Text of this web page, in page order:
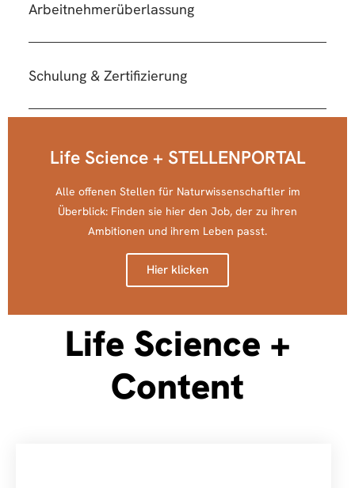
Arbeitnehmerüberlassung
Schulung & Zertifizierung
Life Science + STELLENPORTAL
Alle offenen Stellen für Naturwissenschaftler im
Überblick: Finden sie hier den Job, der zu ihren
Ambitionen und ihrem Leben passt.
Hier klicken
Life Science +
Content